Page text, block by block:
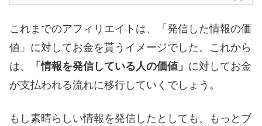
これまでのアフィリエイトは、「発信した情報の価
値」に対してお金を貰うイメージでした。これから
は、
「情報を発信している人の価値」 に対してお金
が支払われる流れに移行していくでしょう。
もし素晴らしい情報を発信したとしても、もっとブ